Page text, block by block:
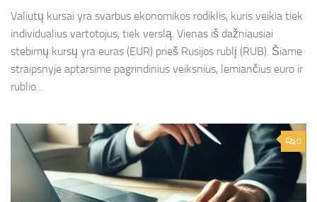
Valiutų kursai yra svarbus ekonomikos rodiklis, kuris veikia tiek
individualius vartotojus, tiek verslą. Vienas iš dažniausiai
stebimų kursų yra euras (EUR) prieš Rusijos rublį (RUB). Šiame
straipsnyje aptarsime pagrindinius veiksnius, lemiančius euro ir
rublio...
0